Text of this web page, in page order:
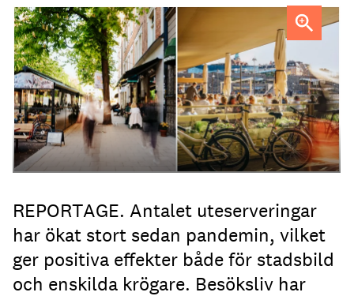
Uteservering på Dryck vinbar samt Slussporten.FOTO:
Samuel Unéus
REPORTAGE. Antalet uteserveringar
har ökat stort sedan pandemin, vilket
ger positiva effekter både för stadsbild
och enskilda krögare. Besöksliv har